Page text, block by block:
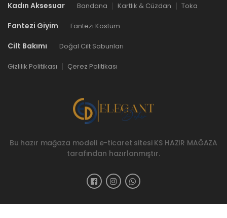
Kadın Aksesuar Bandana Kartlık & Cüzdan Toka
Fantezi Giyim Fantezi Kostüm
Cilt Bakımı Doğal Cilt Sabunları
Gizlilik Politikası Çerez Politikası
Bu hazır mağaza modeli e-ticaret sitesi KS HAZIR MAĞAZA
tarafından hazırlanmıştır.